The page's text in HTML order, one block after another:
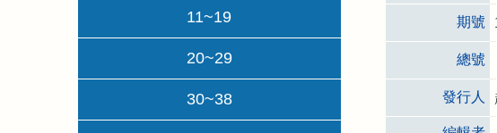
11~19
20~29
30~38
期號
總號
發行人